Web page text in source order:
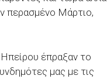
περασμένο Μάρτιο,
έπραξαν το
μας με τις